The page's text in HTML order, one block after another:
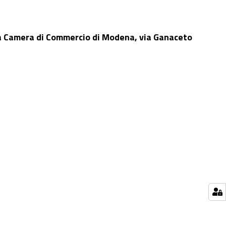
Camera di Commercio di Modena, via Ganaceto